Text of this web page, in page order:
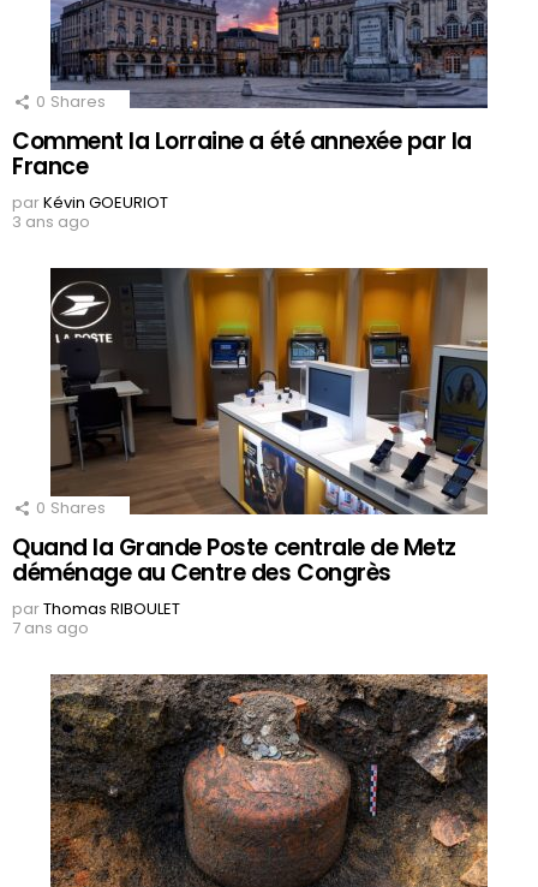
0 Shares
Comment la Lorraine a été annexée par la
France
parKévin GOEURIOT
3 ans ago
0 Shares
Quand la Grande Poste centrale de Metz
déménage au Centre des Congrès
parThomas RIBOULET
7 ans ago